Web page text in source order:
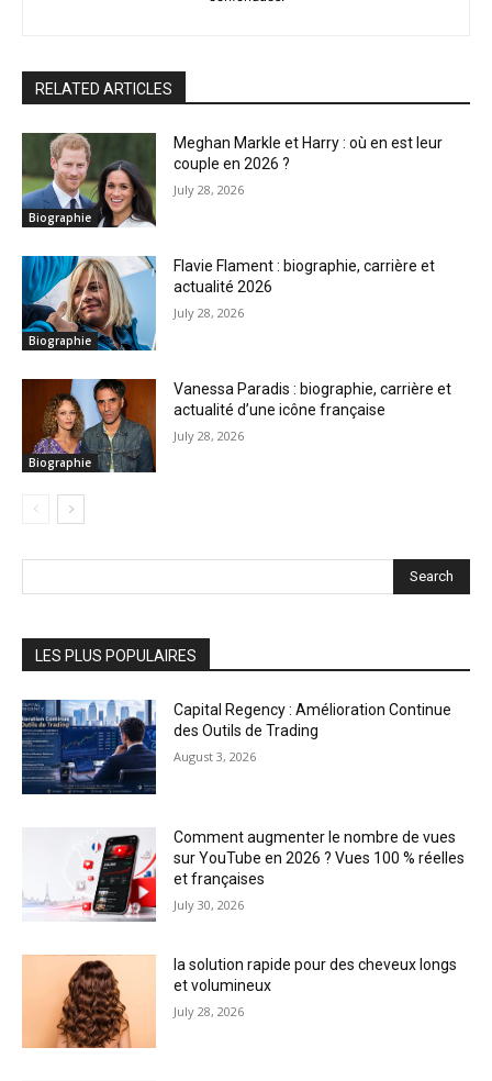
RELATED ARTICLES
Biographie
Meghan Markle et Harry : où en est leur
couple en 2026 ?
July 28, 2026
Biographie
Flavie Flament : biographie, carrière et
actualité 2026
July 28, 2026
Biographie
Vanessa Paradis : biographie, carrière et
actualité d’une icône française
July 28, 2026
Search
LES PLUS POPULAIRES
Capital Regency : Amélioration Continue
des Outils de Trading
August 3, 2026
Comment augmenter le nombre de vues
sur YouTube en 2026 ? Vues 100 % réelles
et françaises
July 30, 2026
la solution rapide pour des cheveux longs
et volumineux
July 28, 2026